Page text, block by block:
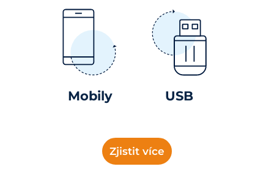
Mobily USB
Zjistit více